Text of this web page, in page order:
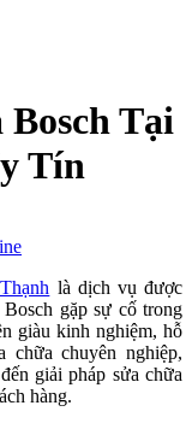
Tại
Tín
là dịch vụ được
gặp sự cố trong
giàu kinh nghiệm, hỗ
chuyên nghiệp,
giải pháp sửa chữa
hàng.